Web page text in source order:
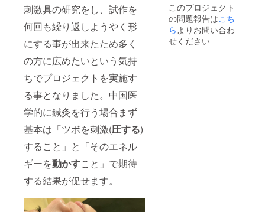
刺激具の研究をし、試作を
何回も繰り返しようやく形
にする事が出来たため多く
の方に広めたいという気持
ちでプロジェクトを実施す
る事となりました。中国医
学的に鍼灸を行う場合まず
基本は「ツボを刺激(圧する)
すること」と「そのエネル
ギーを動かすこと」で期待
する結果が促せます。
す。表
示価格
は税込
価格と
なりま
このプロジェクト
の問題報告はこち
らよりお問い合わ
せください